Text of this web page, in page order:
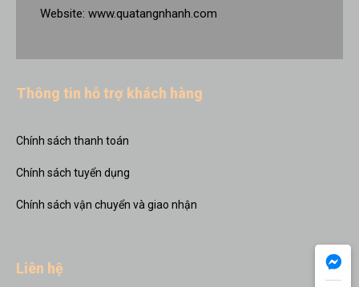
Website: www.quatangnhanh.com
Thông tin hỗ trợ khách hàng
Chính sách thanh toán
Chính sách tuyển dụng
Chính sách vận chuyển và giao nhận
Liên hệ